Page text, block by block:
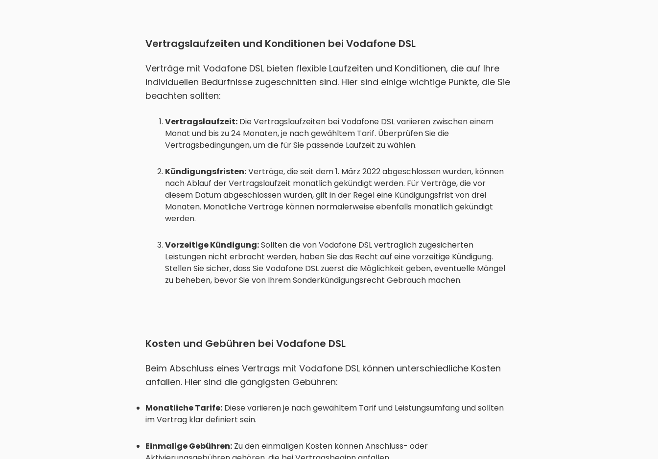
Vertragslaufzeiten und Konditionen bei Vodafone DSL
Verträge mit Vodafone DSL bieten flexible Laufzeiten und Konditionen, die auf Ihre
individuellen Bedürfnisse zugeschnitten sind. Hier sind einige wichtige Punkte, die Sie
beachten sollten:
Vertragslaufzeit: Die Vertragslaufzeiten bei Vodafone DSL variieren zwischen einem
Monat und bis zu 24 Monaten, je nach gewähltem Tarif. Überprüfen Sie die
Vertragsbedingungen, um die für Sie passende Laufzeit zu wählen.
Kündigungsfristen:Verträge, die seit dem 1. März 2022 abgeschlossen wurden, können
nach Ablauf der Vertragslaufzeit monatlich gekündigt werden. Für Verträge, die vor
diesem Datum abgeschlossen wurden, gilt in der Regel eine Kündigungsfrist von drei
Monaten. Monatliche Verträge können normalerweise ebenfalls monatlich gekündigt
werden.
Vorzeitige Kündigung:Sollten die von Vodafone DSL vertraglich zugesicherten
Leistungen nicht erbracht werden, haben Sie das Recht auf eine vorzeitige Kündigung.
Stellen Sie sicher, dass Sie Vodafone DSL zuerst die Möglichkeit geben, eventuelle Mängel
zu beheben, bevor Sie von Ihrem Sonderkündigungsrecht Gebrauch machen.
Kosten und Gebühren bei Vodafone DSL
Beim Abschluss eines Vertrags mit Vodafone DSL können unterschiedliche Kosten
anfallen. Hier sind die gängigsten Gebühren:
Monatliche Tarife: Diese variieren je nach gewähltem Tarif und Leistungsumfang und sollten
im Vertrag klar definiert sein.
Einmalige Gebühren: Zu den einmaligen Kosten können Anschluss- oder